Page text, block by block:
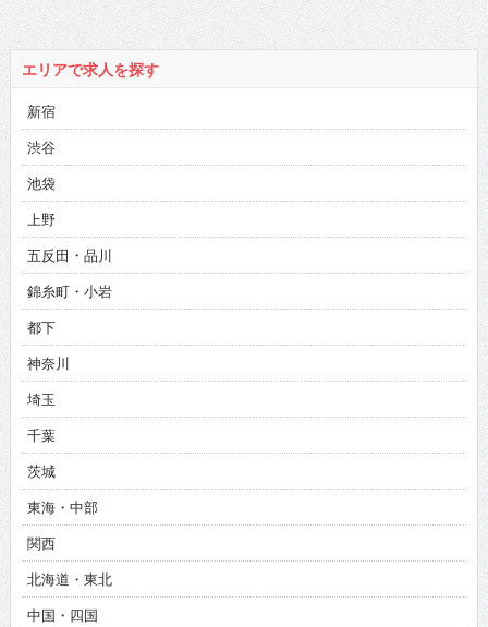
エリアで求人を探す
新宿
渋谷
池袋
上野
五反田・品川
錦糸町・小岩
都下
神奈川
埼玉
千葉
茨城
東海・中部
関西
北海道・東北
中国・四国